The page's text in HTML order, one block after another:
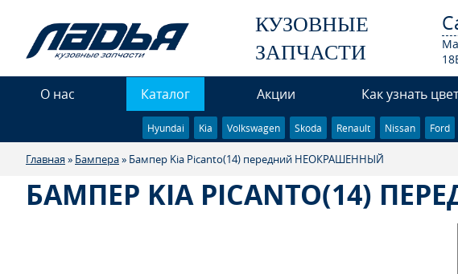
КУЗОВНЫЕ
ЗАПЧАСТИ
О нас Каталог Акции Как узнать
Hyundai Kia Volkswagen Skoda Renault Nissan Ford
Главная » Бампера» Бампер Kia Picanto(14) передний НЕОКРАШЕННЫЙ
БАМПЕР KIA PICANTO(14)